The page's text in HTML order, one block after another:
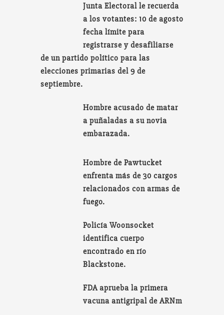
Junta Electoral le recuerda
a los votantes: 10 de agosto
fecha límite para
registrarse y desafiliarse
de un partido político para las
elecciones primarias del 9 de
septiembre.
Hombre acusado de matar
a puñaladas a su novia
embarazada.
Hombre de Pawtucket
enfrenta más de 30 cargos
relacionados con armas de
fuego.
Policía Woonsocket
identifica cuerpo
encontrado en río
Blackstone.
FDA aprueba la primera
vacuna antigripal de ARNm